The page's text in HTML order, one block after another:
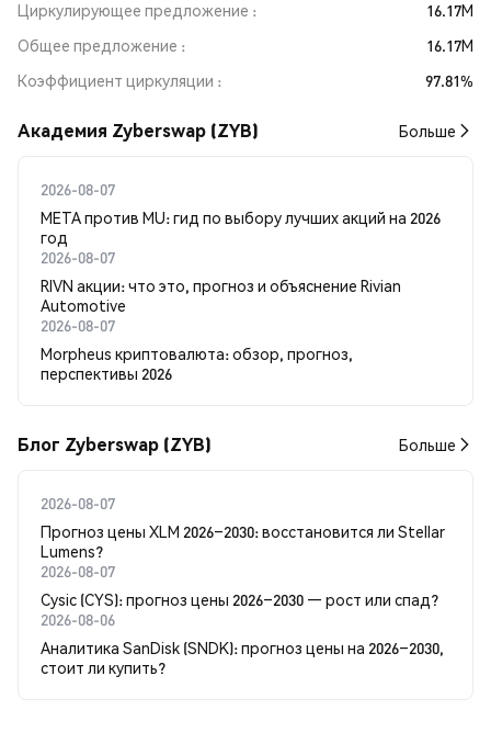
Циркулирующее предложение
16.17M
Общее предложение
16.17M
Коэффициент циркуляции
97.81%
Академия Zyberswap (ZYB) Больше
2026-08-07
META против MU: гид по выбору лучших акций на 2026
год
2026-08-07
RIVN акции: что это, прогноз и объяснение Rivian
Automotive
2026-08-07
Morpheus криптовалюта: обзор, прогноз,
перспективы 2026
Блог Zyberswap (ZYB) Больше
2026-08-07
Прогноз цены XLM 2026–2030: восстановится ли Stellar
Lumens?
2026-08-07
Cysic (CYS): прогноз цены 2026–2030 — рост или спад?
2026-08-06
Аналитика SanDisk (SNDK): прогноз цены на 2026–2030,
стоит ли купить?